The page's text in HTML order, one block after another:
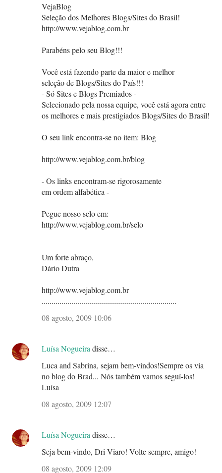
VejaBlog
Seleção dos Melhores Blogs/Sites do Brasil!
http://www.vejablog.com.br
Parabéns pelo seu Blog!!!
Você está fazendo parte da maior e melhor
seleção de Blogs/Sites do País!!!
- Só Sites e Blogs Premiados -
Selecionado pela nossa equipe, você está agora entre
os melhores e mais prestigiados Blogs/Sites do Brasil!
O seu link encontra-se no item: Blog
http://www.vejablog.com.br/blog
- Os links encontram-se rigorosamente
em ordem alfabética -
Pegue nosso selo em:
http://www.vejablog.com.br/selo
Um forte abraço,
Dário Dutra
http://www.vejablog.com.br
....................................................................
08 agosto, 2009 10:06
Luísa Nogueira disse…
Luca and Sabrina, sejam bem-vindos!Sempre os via
no blog do Brad... Nós também vamos seguí-los!
Luísa
08 agosto, 2009 12:07
Luísa Nogueira disse…
Seja bem-vindo, Dri Viaro! Volte sempre, amigo!
08 agosto, 2009 12:09